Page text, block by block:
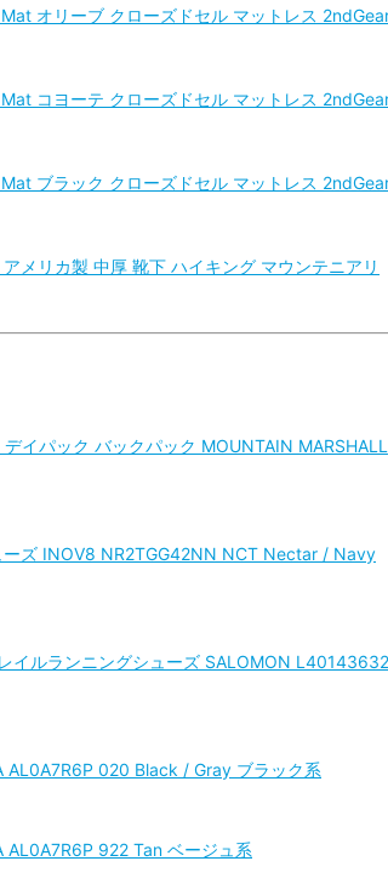
オリーブ クローズドセル マットレス
コヨーテ クローズドセル マットレス
ブラック クローズドセル マットレス
メリカ製 中厚 靴下 ハイキング マウンテニアリ
イパック バックパック MOUNTAIN MARSHALL
ーズ INOV8 NR2TGG42NN NCT Nectar / Navy
イルランニングシューズ SALOMON L40143632
AL0A7R6P 020 Black / Gray ブラック系
AL0A7R6P 922 Tan ベージュ系